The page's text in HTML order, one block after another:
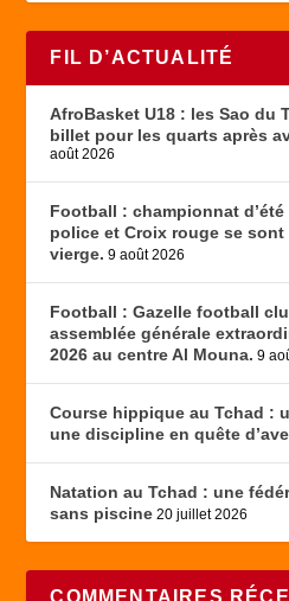
FIL D’ACTUALITÉ
AfroBasket U18 : les Sao du
billet pour les quarts après
août 2026
Football : championnat
police et Croix rouge se
vierge. 9 août 2026
Football : Gazelle football
assemblée générale
2026 au centre Al Mouna. 9
Course hippique au Tchad :
une discipline en quête
Natation au Tchad : une
sans piscine 20 juillet 2026
COMMENTAIRES